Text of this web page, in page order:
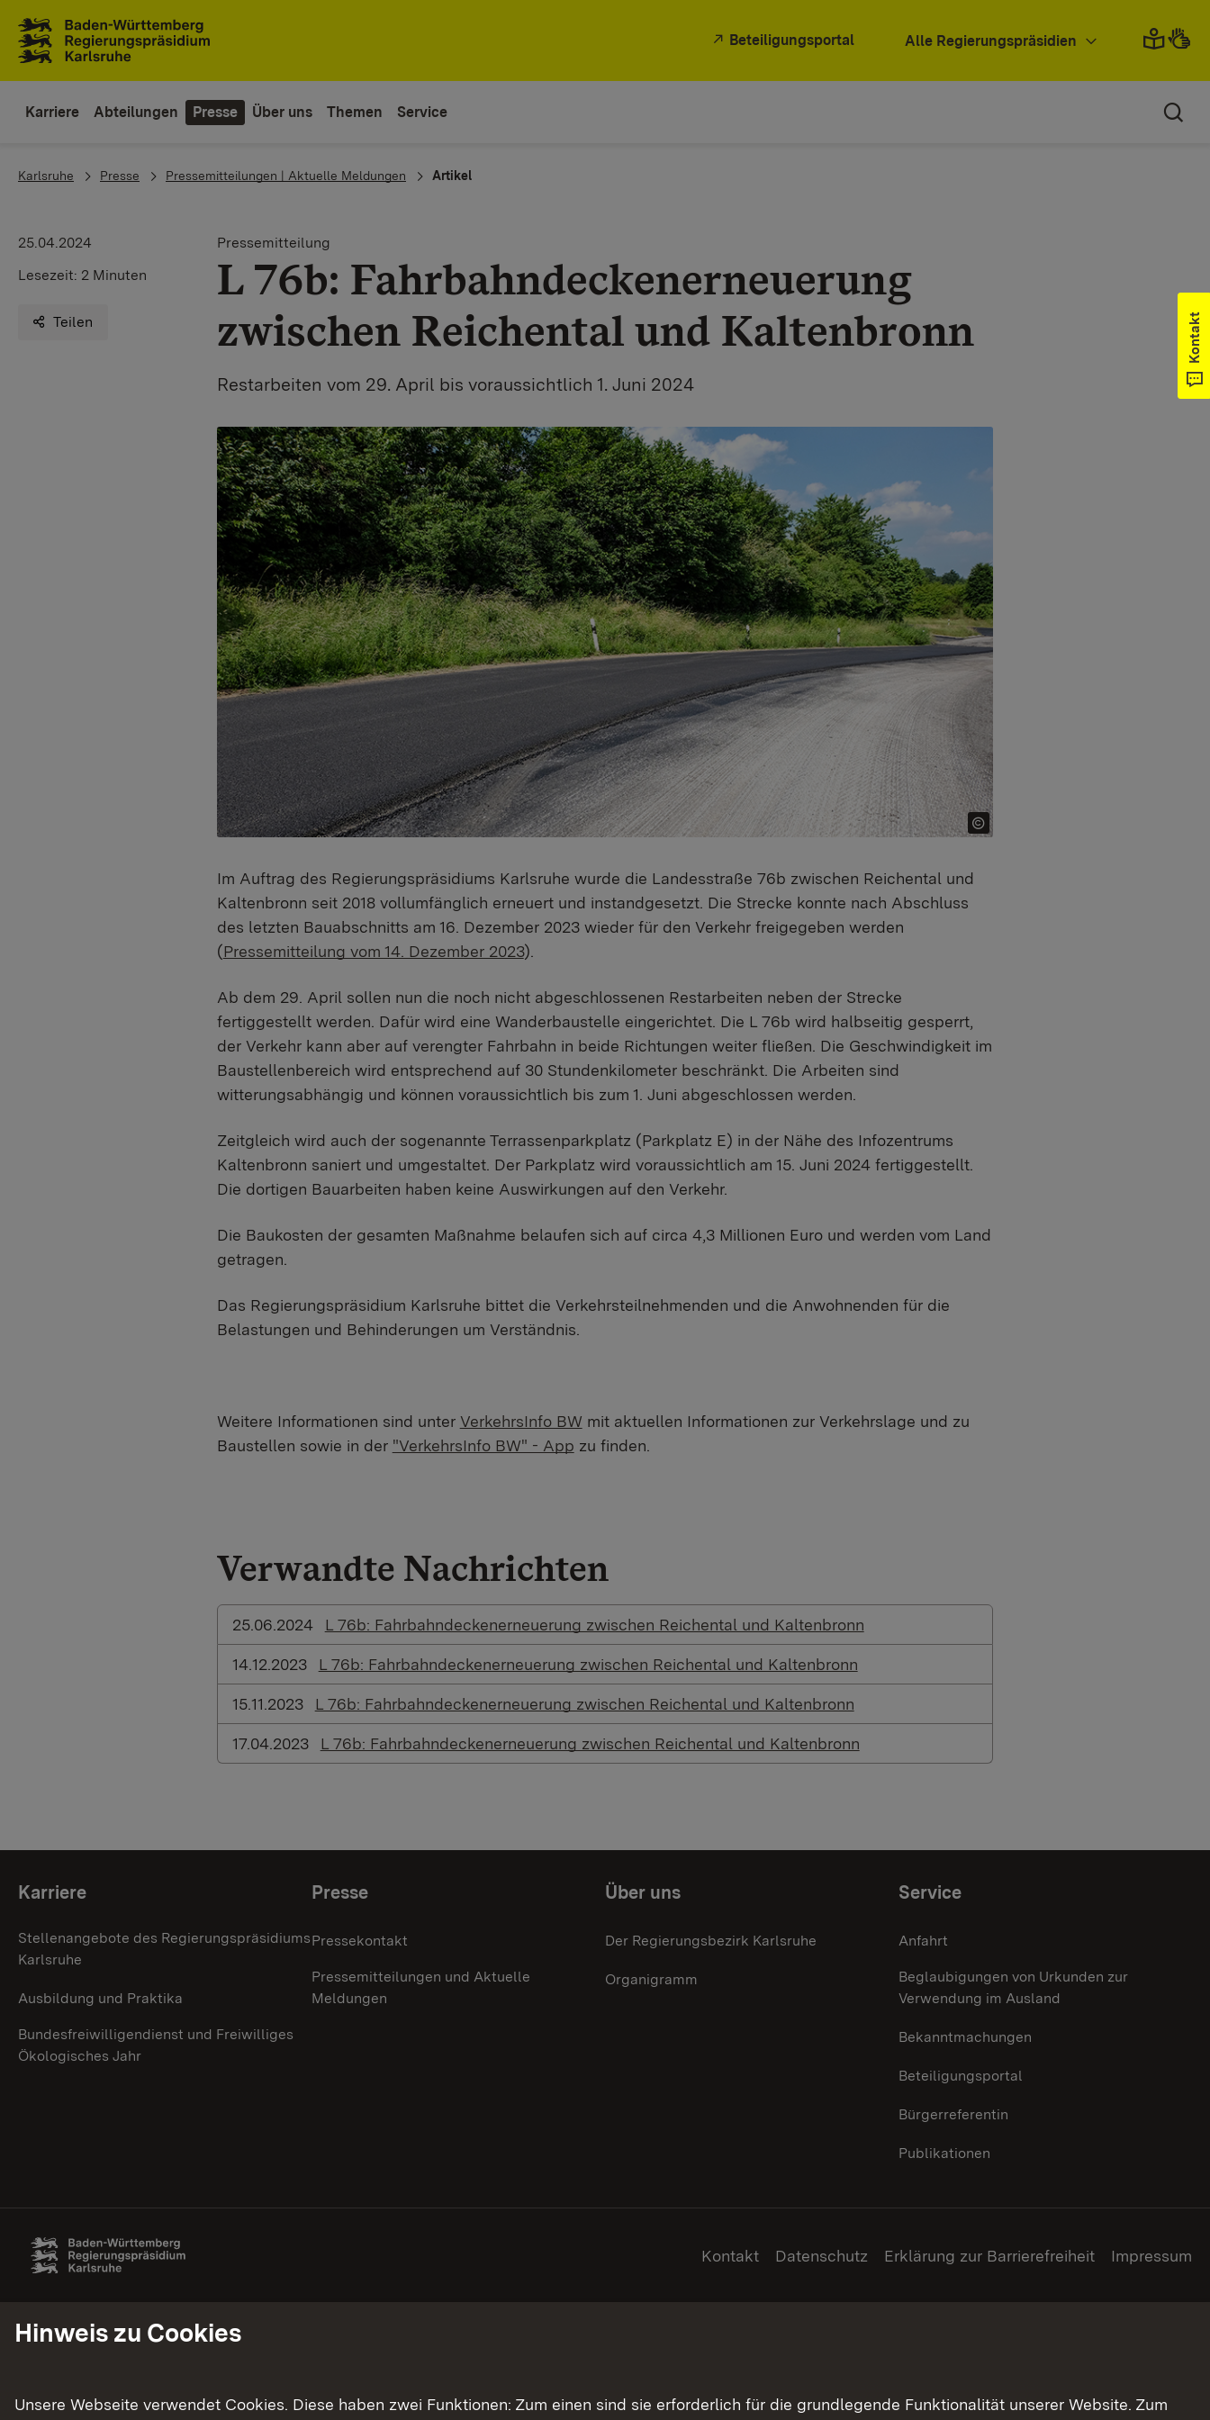
Beteiligungsportal Alle Regierungspräsidien
Karriere Abteilungen Presse Über uns Themen Service
You are here:
Karlsruhe Presse Pressemitteilungen | Aktuelle Meldungen Artikel
25.04.2024
Lesezeit: 2 Minuten
Teilen
Pressemitteilung
L 76b: Fahrbahndeckenerneuerung
zwischen Reichental und Kaltenbronn
Restarbeiten vom 29. April bis voraussichtlich 1. Juni 2024
Im Auftrag des Regierungspräsidiums Karlsruhe wurde die Landesstraße 76b zwischen Reichental und
Kaltenbronn seit 2018 vollumfänglich erneuert und instandgesetzt. Die Strecke konnte nach Abschluss
des letzten Bauabschnitts am 16. Dezember 2023 wieder für den Verkehr freigegeben werden
(Pressemitteilung vom 14. Dezember 2023).
Ab dem 29. April sollen nun die noch nicht abgeschlossenen Restarbeiten neben der Strecke
fertiggestellt werden. Dafür wird eine Wanderbaustelle eingerichtet. Die L 76b wird halbseitig gesperrt,
der Verkehr kann aber auf verengter Fahrbahn in beide Richtungen weiter fließen. Die Geschwindigkeit im
Baustellenbereich wird entsprechend auf 30 Stundenkilometer beschränkt. Die Arbeiten sind
witterungsabhängig und können voraussichtlich bis zum 1. Juni abgeschlossen werden.
Zeitgleich wird auch der sogenannte Terrassenparkplatz (Parkplatz E) in der Nähe des Infozentrums
Kaltenbronn saniert und umgestaltet. Der Parkplatz wird voraussichtlich am 15. Juni 2024 fertiggestellt.
Die dortigen Bauarbeiten haben keine Auswirkungen auf den Verkehr.
Die Baukosten der gesamten Maßnahme belaufen sich auf circa 4,3 Millionen Euro und werden vom Land
getragen.
Das Regierungspräsidium Karlsruhe bittet die Verkehrsteilnehmenden und die Anwohnenden für die
Belastungen und Behinderungen um Verständnis.
Weitere Informationen sind unter VerkehrsInfo BW mit aktuellen Informationen zur Verkehrslage und zu
Baustellen sowie in der "VerkehrsInfo BW" - App zu finden.
Verwandte Nachrichten
25.06.2024 L 76b: Fahrbahndeckenerneuerung zwischen Reichental und Kaltenbronn
14.12.2023 L 76b: Fahrbahndeckenerneuerung zwischen Reichental und Kaltenbronn
15.11.2023 L 76b: Fahrbahndeckenerneuerung zwischen Reichental und Kaltenbronn
17.04.2023 L 76b: Fahrbahndeckenerneuerung zwischen Reichental und Kaltenbronn
Kontakt
Themenübersicht
Karriere
Stellenangebote des Regierungspräsidiums
Karlsruhe
Ausbildung und Praktika
Bundesfreiwilligendienst und Freiwilliges
Ökologisches Jahr
Presse
Pressekontakt
Pressemitteilungen und Aktuelle
Meldungen
Über uns
Der Regierungsbezirk Karlsruhe
Organigramm
Service
Anfahrt
Beglaubigungen von Urkunden zur
Verwendung im Ausland
Bekanntmachungen
Beteiligungsportal
Bürgerreferentin
Publikationen
Kontakt Datenschutz Erklärung zur Barrierefreiheit Impressum
Hinweis zu Cookies
Unsere Webseite verwendet Cookies. Diese haben zwei Funktionen: Zum einen sind sie erforderlich für die grundlegende Funktionalität unserer Website. Zum